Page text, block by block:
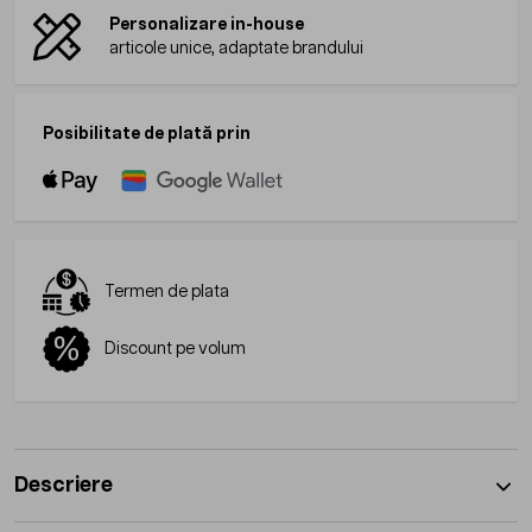
Personalizare in-house
articole unice, adaptate brandului
Posibilitate de plată prin
Termen de plata
Discount pe volum
Descriere